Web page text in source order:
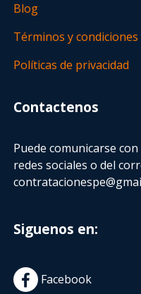
Blog
Términos y condiciones
Políticas de privacidad
Contactenos
Puede comunicarse
redes sociales o del
Siguenos en:
Facebook